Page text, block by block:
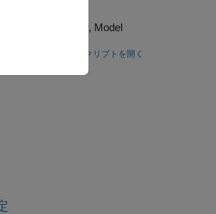
State Manager, Model
ライブ スクリプトを開く